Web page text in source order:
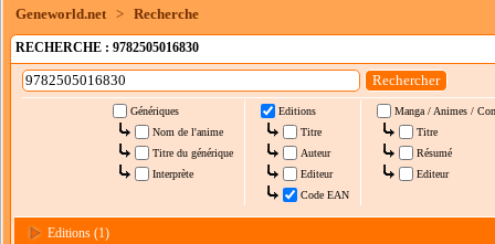
Geneworld.net > Recherche
RECHERCHE : 9782505016830
Génériques
Nom de l'anime
Titre du générique
Interprète
Editions
Titre
Auteur
Editeur
Code EAN
Manga / Animes /
Titre
Résumé
Editeur
Editions (1)